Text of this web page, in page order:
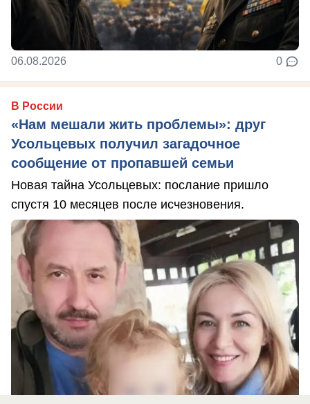
06.08.2026 0
В России
«Нам мешали жить проблемы»: друг
Усольцевых получил загадочное
сообщение от пропавшей семьи
Новая тайна Усольцевых: послание пришло
спустя 10 месяцев после исчезновения.